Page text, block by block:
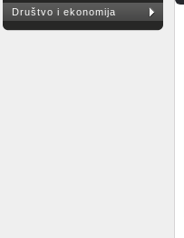
Društvo i ekonomija